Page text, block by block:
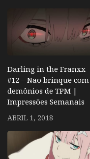
Darling in the Franxx
#12 – Não brinque com
demônios de TPM |
Impressões Semanais
ABRIL 1, 2018